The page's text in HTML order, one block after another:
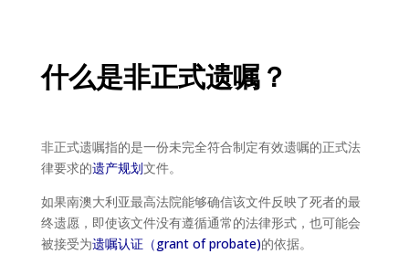
什么是非正式遗嘱？
非正式遗嘱指的是一份未完全符合制定有效遗嘱的正式法
律要求的遗产规划文件。
如果南澳大利亚最高法院能够确信该文件反映了死者的最
终遗愿，即使该文件没有遵循通常的法律形式，也可能会
被接受为遗嘱认证（grant of probate)的依据。